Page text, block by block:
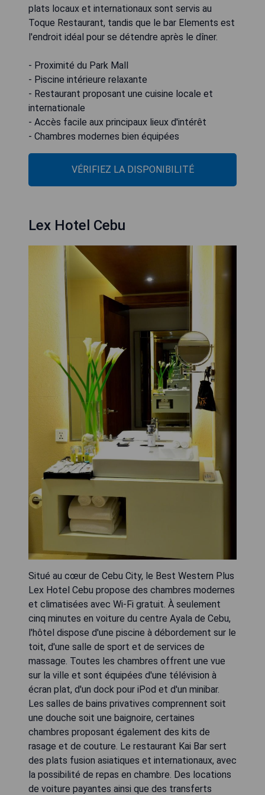
plats locaux et internationaux sont servis au
Toque Restaurant, tandis que le bar Elements est
l'endroit idéal pour se détendre après le dîner.
- Proximité du Park Mall
- Piscine intérieure relaxante
- Restaurant proposant une cuisine locale et
internationale
- Accès facile aux principaux lieux d'intérêt
- Chambres modernes bien équipées
VÉRIFIEZ LA DISPONIBILITÉ
Lex Hotel Cebu
Situé au cœur de Cebu City, le Best Western Plus
Lex Hotel Cebu propose des chambres modernes
et climatisées avec Wi-Fi gratuit. À seulement
cinq minutes en voiture du centre Ayala de Cebu,
l'hôtel dispose d'une piscine à débordement sur le
toit, d'une salle de sport et de services de
massage. Toutes les chambres offrent une vue
sur la ville et sont équipées d'une télévision à
écran plat, d'un dock pour iPod et d'un minibar.
Les salles de bains privatives comprennent soit
une douche soit une baignoire, certaines
chambres proposant également des kits de
rasage et de couture. Le restaurant Kai Bar sert
des plats fusion asiatiques et internationaux, avec
la possibilité de repas en chambre. Des locations
de voiture payantes ainsi que des transferts